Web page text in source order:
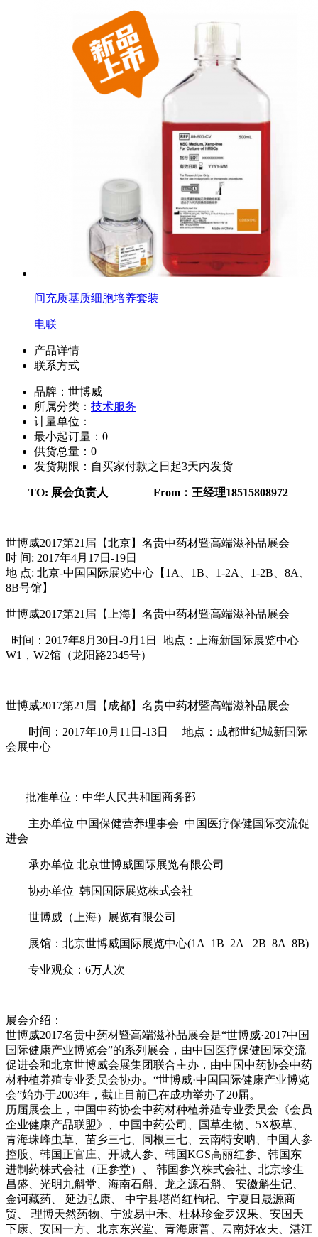
间充质基质细胞培养套装
电联
产品详情
联系方式
品牌：世博威
所属分类： 技术服务
计量单位：
最小起订量：0
供货总量：0
发货期限：自买家付款之日起3天内发货
TO: 展会负责人 From ：王经理18515808972
世博威2017第21 届【北京】名贵中药材暨高端滋补品展会
时 间: 2017年4月 17日 -19日
地 点: 北京-中国国际展览中心【 1A 1B 1-2A 1-2B 8A
8B号馆】
世博威2017第21 届【 上海】名贵中药材暨高端滋补品展会
时间： 2017年8月 30日 -9月 1 日
地点：上海新国际展览中心
W1 ， W2馆（龙阳路2345号）
世博威2017第21 届【 成都】名贵中药材暨高端滋补品展会
时间： 2017年10月 11 日 -13日
地点：成都世纪城新国际
会展中心
批准单位：中华人民共和国商务部
主办单位 中国保健营养理事会 中国医疗保健国际交流促
进会
承办单位 北京世博威国际展览有限公司
协办单位 韩国国际展览株式会社
世博威（上海）展览有限公司
展馆：北京世博威国际展览中心(1A 1B 2A 2B 8A 8B)
专业观众： 6万人次
展会介绍：
世博威2017名贵中药材暨高端滋补品展会是“世博威·2017中国
国际健康产业博览会”的系列展会，由中国医疗保健国际交流
促进会和北京世博威会展集团联合主办，由中国中药协会中药
材种植养殖专业委员会协办。 “世博威·中国国际健康产业博览
会”始办于2003年，截止目前已在成功举办了20届。
历届展会上，中国中药协会中药材种植养殖专业委员会《会员
企业健康产品联盟》、中国中药公司、国草生物、 5X极草、
青海珠峰虫草、苗乡三七、同根三七、云南特安呐、中国人参
控股、韩国正官庄、开城人参、韩国KGS高丽红参、韩国东
进制药株式会社（正参堂）、 韩国参兴株式会社、北京珍生
昌盛、光明九斛堂、海南石斛、龙之源石斛、 安徽斛生记、
金诃藏药、 延边弘康、 中宁县塔尚红枸杞、宁夏日晟源商
贸、 理博天然药物、宁波易中禾、桂林珍金罗汉果、安国天
下康、安国一方、北京东兴堂、青海康普、云南好农夫、湛江